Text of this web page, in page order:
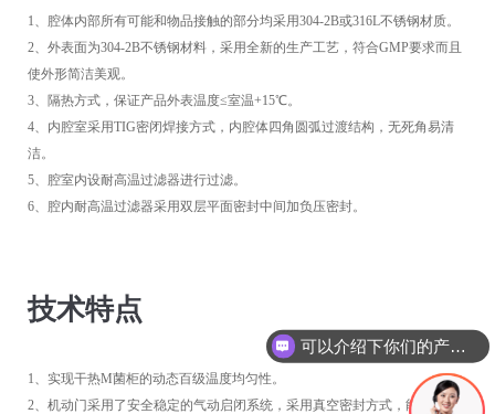
1、腔体内部所有可能和物品接触的部分均采用304-2B或316L不锈钢材质。
2、外表面为304-2B不锈钢材料，采用全新的生产工艺，符合GMP要求而且
使外形简洁美观。
3、隔热方式，保证产品外表温度≤室温+15℃。
4、内腔室采用TIG密闭焊接方式，内腔体四角圆弧过渡结构，无死角易清
洁。
5、腔室内设耐高温过滤器进行过滤。
6、腔内耐高温过滤器采用双层平面密封中间加负压密封。
技术特点
1、实现干热M菌柜的动态百级温度均匀性。
2、机动门采用了安全稳定的气动启闭系统，采用真空密封方式，能够保证
可以介绍下你们的产品么